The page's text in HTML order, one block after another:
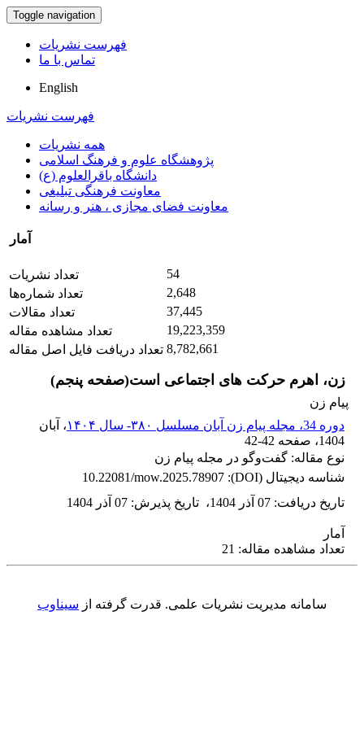
Toggle navigation
فهرست نشریات
تماس با ما
English
فهرست نشریات
همه نشریات
پژوهشگاه علوم و فرهنگ اسلامی
دانشگاه باقرالعلوم (ع)
معاونت فرهنگی تبلیغی
معاونت فضای مجازی ، هنر و رسانه
آمار
تعداد نشریات
54
تعداد شماره‌ها
2,648
تعداد مقالات
37,445
تعداد مشاهده مقاله
19,223,359
تعداد دریافت فایل اصل مقاله 8,782,661
زن، اهرم حرکت های اجتماعی است(صفحه پنجم)
پیام زن
دوره 34، مجله پیام زن آبان مسلسل ۳۸۰- سال ۱۴۰۴
، آبان
1404، صفحه 42-42
نوع مقاله: گفت‌وگو در مجله پیام زن
شناسه دیجیتال (DOI):
10.22081/mow.2025.78907
تاریخ دریافت: 07 آذر 1404 ، تاریخ پذیرش: 07 آذر 1404
آمار
تعداد مشاهده مقاله: 21
سامانه مدیریت نشریات علمی. قدرت گرفته از سیناوب